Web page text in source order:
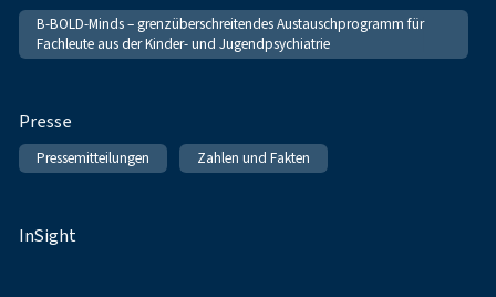
B-BOLD-Minds – grenzüberschreitendes Austauschprogramm für
Fachleute aus der Kinder- und Jugendpsychiatrie
Presse
Pressemitteilungen Zahlen und Fakten
InSight